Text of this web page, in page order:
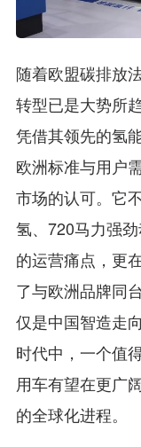
随着欧盟碳排放
转型已是大势所
凭借其领先的氢
欧洲标准与用户
市场的认可。它
氢、720马力强
的运营痛点，更
了与欧洲品牌同
仅是中国智造走
时代中，一个值
用车有望在更广
的全球化进程。